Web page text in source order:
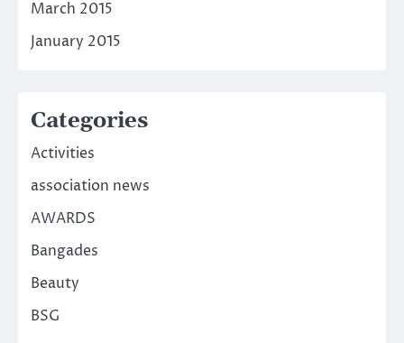
March 2015
January 2015
Categories
Activities
association news
AWARDS
Bangades
Beauty
BSG